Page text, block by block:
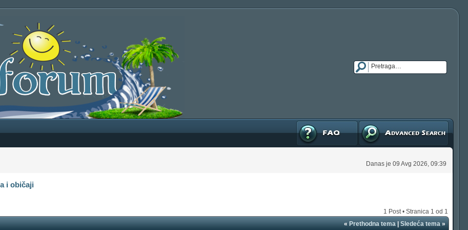
Napredna pretraga
FAQ
Danas je 09 Avg 2026, 09:39
i običaji
1 Post • Stranica 1 od 1
«Prethodna tema|Sledeća tema»